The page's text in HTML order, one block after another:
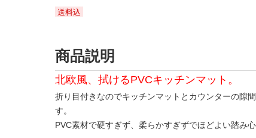
送料込
商品説明
北欧風、拭けるPVCキッチンマット。
折り目付きなのでキッチンマットとカウンターの隙
す。
PVC素材で硬すぎず、柔らかすぎずでほどよい踏み心